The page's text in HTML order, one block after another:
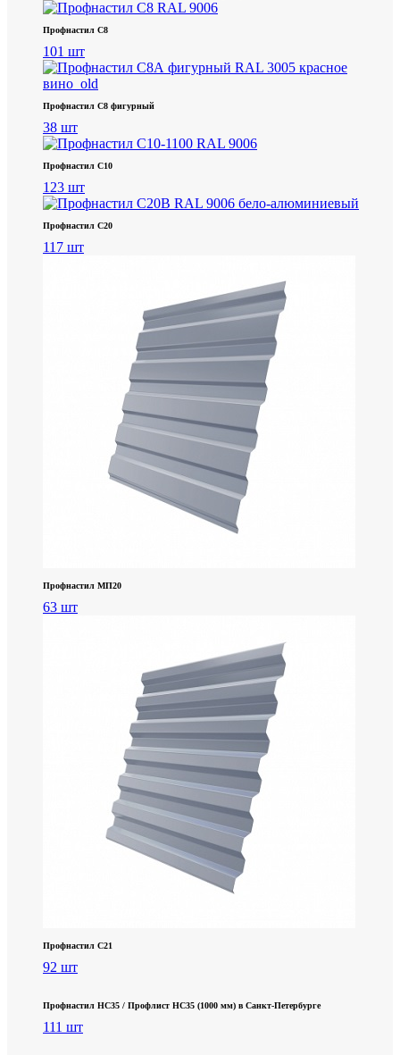
Профнастил С8
101 шт
Профнастил С8 фигурный
38 шт
Профнастил С10
123 шт
Профнастил С20
117 шт
Профнастил МП20
63 шт
Профнастил С21
92 шт
Профнастил НС35 / Профлист НС35 (1000 мм) в Санкт‑Петербурге
111 шт